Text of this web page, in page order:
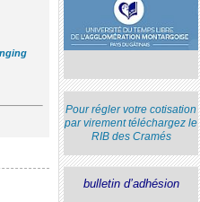
Pour régler votre cotisation
par virementtéléchargez le
RIBdes Cramés
bulletin d’adhésion